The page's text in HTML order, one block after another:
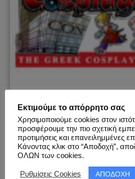
|||Ενεργός: Όχι |||
Πόλεις:Αθήνα&Θεσσαλονίκη|||
Εκτιμούμε το απόρρητο σας
Χρησιμοποιούμε cookies στον
προσφέρουμε την πιο σχετική
προτιμήσεις και επανειλημμένες
Κάνοντας κλικ στο “Αποδοχή”,
ΟΛΩΝ των cookies.
Ρυθμίσεις Cookies ΑΠΟΔΟΧΗ